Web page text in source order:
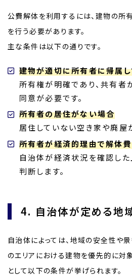
公費解体を利用するには、建物の所
を行う必要があります。
主な条件は以下の通りです。
建物が適切に所有者に帰属し
所有権が明確であり、共有者
同意が必要です。
所有者の居住がない場合
居住していない空き家や廃屋
所有者が経済的理由で解体
自治体が経済状況を確認した
判断します。
4. 自治体が定める地
自治体によっては、地域の安全性や
のエリアにおける建物を優先的に対
として以下の条件が挙げられます。